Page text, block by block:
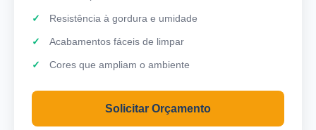
Resistência à gordura e umidade
Acabamentos fáceis de limpar
Cores que ampliam o ambiente
Solicitar Orçamento